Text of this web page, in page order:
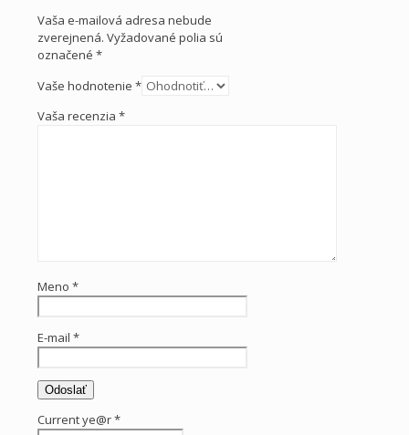
Vaša e-mailová adresa nebude
zverejnená. Vyžadované polia sú
označené *
Vaše hodnotenie *
Vaša recenzia *
Meno *
E-mail *
Current ye@r*